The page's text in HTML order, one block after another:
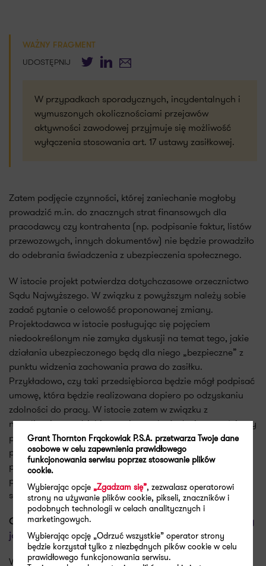
WAŻNY FRAGMENT
UDOSTĘPNIJ TwitterLinkedIn
E-mail
W przypadkach sporadycznych, incydentalnych i
wymuszonych okolicznościami przejawów
aktywności zawodowej przyjmuje się możliwość
wyłączenia stosowania art. 17 ustawy zasiłkowej.
Zatem podjęcie czynności, której zaniechanie mogłoby
prowadzić m.in. do znacznych strat finansowych dla
pracodawcy czy kontrahenta (np. podpisanie faktur, listów
przewozowych, innych dokumentów) nie będzie prowadziło
do odebrania świadczenia z ubezpieczenia społecznego.
W istocie projekt potwierdza dotychczasowe orzecznictwo
Sądu Najwyższego. W związku z powyższym należy sobie
zadać pytanie o celowość proponowanej zmiany.
Projektodawca w istocie posługując się pojęciem
niedookreślonym nie zamyka dyskusji na temat tego, jakie
działania ubezpieczonego będą dla niego „bezpieczne” z
punktu widzenia zachowania prawa do zasiłku.
Przykładowo, czy taki przedsiębiorca będzie mógł podpisać
umowę, która będzie realizowana dopiero po odzyskaniu
zdolności do pracy. W istocie zatem w związku z
nowelizacją przedsiębiorca nie uzyska żadnej pewności, czy
podjęte działanie jest dopuszczalne w świetle
projektowanego przepisu. Przepis posługujący się
pojęciami niedookreślonymi nie spełnia jednej ze swoich
podstawowych funkcji, jaką jest precyzyjne określenie
sytuacji prawnej jego adresatów.
Czytaj więcej:Długotrwała nieobecność z powodu choroby
jako przyczyna wypowiedzenia umowy o pracę
Warto też mieć na uwadze, że uzasadnienie ustawy,
Grant Thornton Frąckowiak P.S.A. przetwarza Twoje dane
osobowe w celu zapewnienia prawidłowego
funkcjonowania serwisu poprzez stosowanie plików
cookie.
Wybierając opcje„Zgadzam się”, zezwalasz operatorowi
strony na używanie plików cookie, pikseli, znaczników i
podobnych technologii w celach analitycznych i
marketingowych.
Wybierając opcję „Odrzuć wszystkie” operator strony
będzie korzystał tylko z niezbędnych pików cookie w celu
prawidłowego funkcjonowania serwisu.